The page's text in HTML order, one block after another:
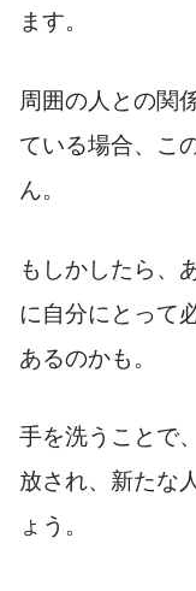
ます。
周囲の人との関
ている場合、こ
ん。
もしかしたら、
に自分にとって
あるのかも。
手を洗うことで
放され、新たな
ょう。